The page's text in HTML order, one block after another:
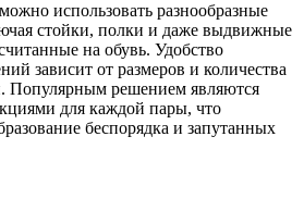
использовать разнообразные
стойки, полки и даже выдвижные
на обувь. Удобство
зависит от размеров и количества
Популярным решением являются
для каждой пары, что
беспорядка и запутанных